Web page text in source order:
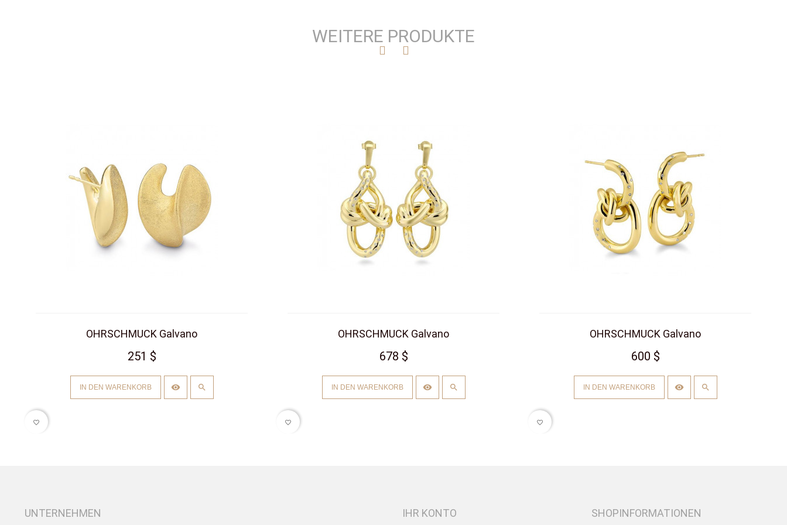
WEITERE PRODUKTE
OHRSCHMUCK Galvano
251 $
IN DEN WARENKORB
favorite_border
OHRSCHMUCK Galvano
678 $
IN DEN WARENKORB
favorite_border
OHRSCHMUCK Galvano
600 $
IN DEN WARENKORB
favorite_border
UNTERNEHMEN IHR KONTO SHOPINFORMATIONEN